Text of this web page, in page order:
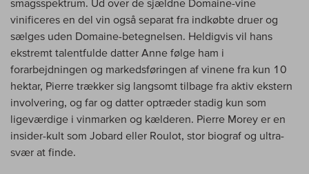
vinificeres en del vin også separat fra indkøbte druer og
sælges uden Domaine-betegnelsen. Heldigvis vil hans
ekstremt talentfulde datter Anne følge ham i
forarbejdningen og markedsføringen af vinene fra kun 10
hektar, Pierre trækker sig langsomt tilbage fra aktiv ekstern
involvering, og far og datter optræder stadig kun som
ligeværdige i vinmarken og kælderen. Pierre Morey er en
insider-kult som Jobard eller Roulot, stor biograf og ultra-
svær at finde.